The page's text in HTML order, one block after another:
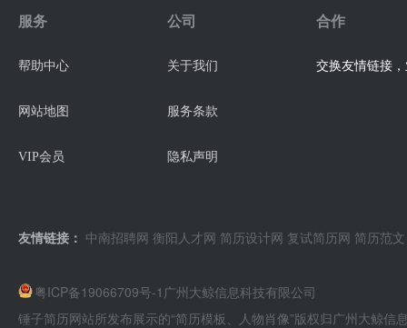
服务
帮助中心
网站地图
VIP会员
公司
关于我们
服务条款
隐私声明
合作
交换友情链接
友情链接： 中南招聘网 衡阳人才网 简历设计网 复试简历网 简历范文
粤ICP备19066709号-1 广州大鲸信息科技有限公司
锤子简历网站所发布展示的“简历模板、人物肖像”版权归广州大鲸